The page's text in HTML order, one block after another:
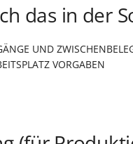
das in der
UND
VORGABEN